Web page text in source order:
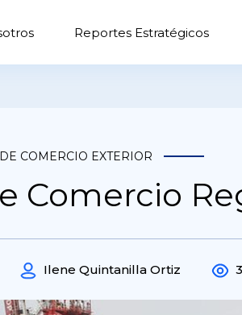
Reportes Estratégicos
COMERCIO EXTERIOR
Comercio
Ilene Quintanilla Ortiz